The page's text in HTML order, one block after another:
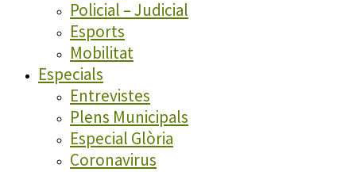
Policial – Judicial
Esports
Mobilitat
Especials
Entrevistes
Plens Municipals
Especial Glòria
Coronavirus